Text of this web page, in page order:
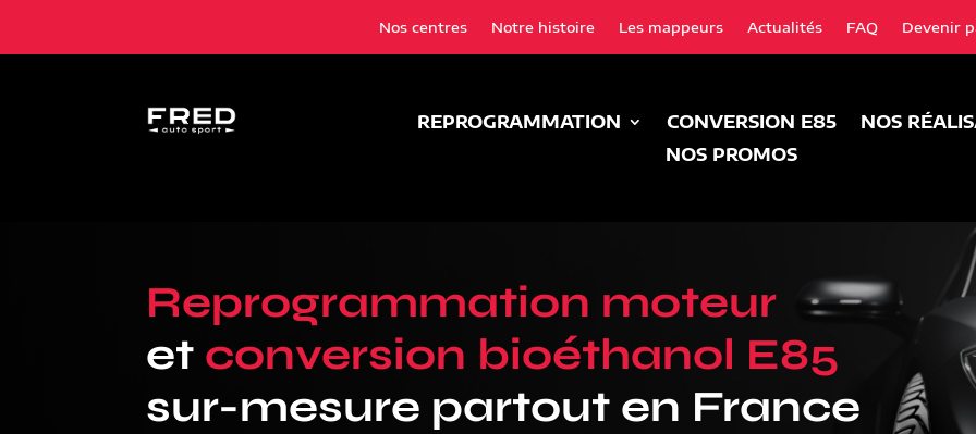
Nos centres Notre histoire Les mappeurs Actualités FAQ Devenir
REPROGRAMMATION CONVERSION E85
NOS
NOS PROMOS
Reprogrammation moteur
et conversion bioéthanol E85
sur-mesure partout en France